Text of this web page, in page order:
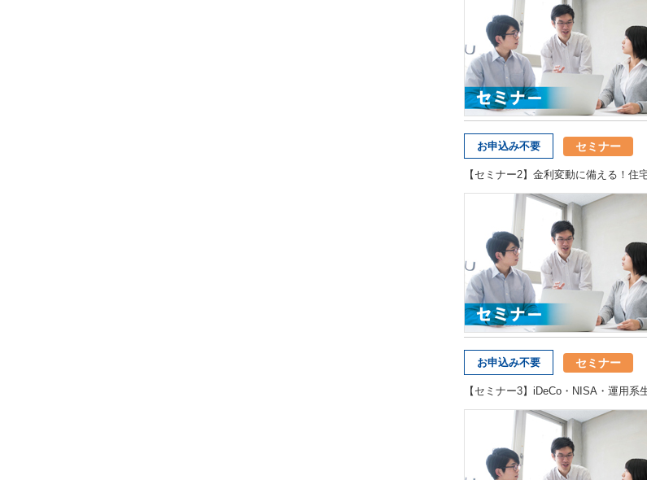
お申込み不要 セミナー
【セミナー2】金利変動に備える！住
お申込み不要 セミナー
【セミナー3】iDeCo・NISA・運用系